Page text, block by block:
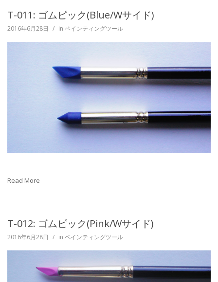
T-011: ゴムピック(Blue/Wサイド)
2016年6月28日 / in ペインティングツール
Read More
T-012: ゴムピック(Pink/Wサイド)
2016年6月28日 / in ペインティングツール